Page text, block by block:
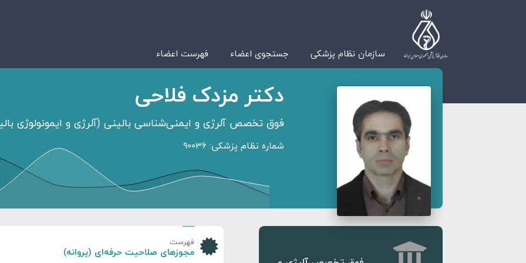
سازمان نظام پزشکی جستجوی اعضاء فهرست اعضاء
دکتر مزدک فلاحی
فوق تخصص آلرژی و ایمنی‌شناسی بالینی (آلرژی و ایمونولوژی
شماره نظام پزشکی: 90036
فهرست
مجوزهای صلاحیت حرفه‌ای (پروانه)